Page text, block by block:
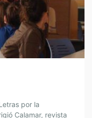
por la
Calamar, revista